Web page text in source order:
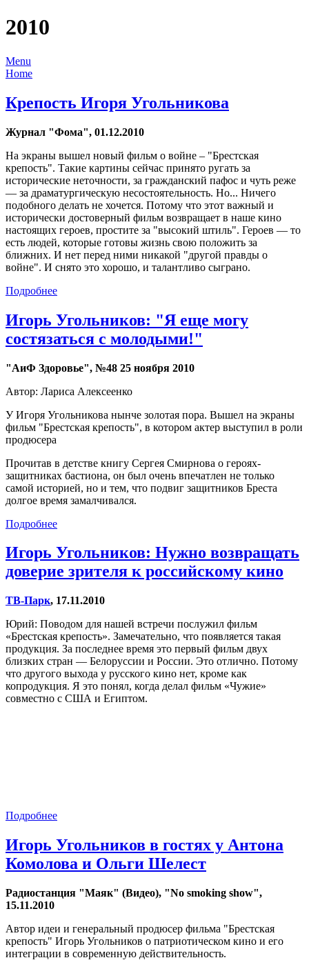
2010
Menu
Home
Крепость Игоря Угольникова
Журнал "Фома", 01.12.2010
На экраны вышел новый фильм о войне – "Брестская
крепость". Такие картины сейчас принято ругать за
исторические неточности, за гражданский пафос и чуть реже
— за драматургическую несостоятельность. Но... Ничего
подобного делать не хочется. Потому что этот важный и
исторически достоверный фильм возвращает в наше кино
настоящих героев, простите за "высокий штиль". Героев — то
есть людей, которые готовы жизнь свою положить за
ближних. И нет перед ними никакой "другой правды о
войне". И снято это хорошо, и талантливо сыграно.
Подробнее
Игорь Угольников: "Я еще могу
состязаться с молодыми!"
"АиФ Здоровье", №48 25 ноября 2010
Автор: Лариса Алексеенко
У Игоря Угольникова нынче золотая пора. Вышел на экраны
фильм "Брестская крепость", в котором актер выступил в роли
продюсера
Прочитав в детстве книгу Сергея Смирнова о героях-
защитниках бастиона, он был очень впечатлен не только
самой историей, но и тем, что подвиг защитников Бреста
долгое время замалчивался.
Подробнее
Игорь Угольников: Нужно возвращать
доверие зрителя к российскому кино
ТВ-Парк, 17.11.2010
Юрий: Поводом для нашей встречи послужил фильм
«Брестская крепость». Замечательно, что появляется такая
продукция. За последнее время это первый фильм двух
близких стран — Белоруссии и России. Это отлично. Потому
что другого выхода у русского кино нет, кроме как
копродукция. Я это понял, когда делал фильм «Чужие»
совместно с США и Египтом.
Подробнее
Игорь Угольников в гостях у Антона
Комолова и Ольги Шелест
Радиостанция "Маяк" (Видео), "No smoking show",
15.11.2010
Автор идеи и генеральный продюсер фильма "Брестская
крепость" Игорь Угольников о патриотическом кино и его
интеграции в современную действительность.